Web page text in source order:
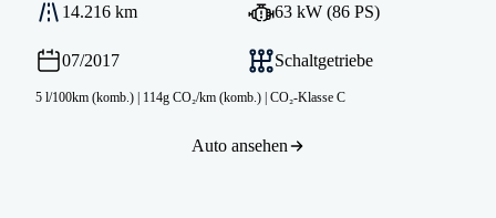
14.216 km 63 kW (86 PS)
07/2017 Schaltgetriebe
5 l/100km (komb.) | 114g CO₂/km (komb.) | CO₂-Klasse C
Auto ansehen